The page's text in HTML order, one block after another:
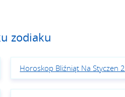
zodiaku
Horoskop Bliźniąt Na Styczen